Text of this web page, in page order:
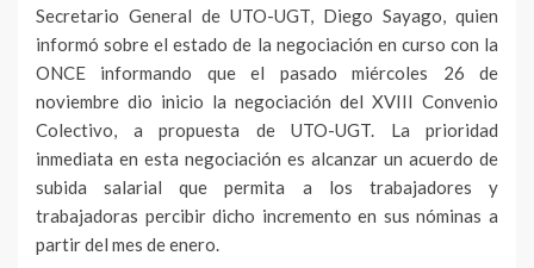
Secretario General de UTO-UGT, Diego Sayago, quien
informó sobre el estado de la negociación en curso con la
ONCE informando que el pasado miércoles 26 de
noviembre dio inicio la negociación del XVIII Convenio
Colectivo, a propuesta de UTO-UGT. La prioridad
inmediata en esta negociación es alcanzar un acuerdo de
subida salarial que permita a los trabajadores y
trabajadoras percibir dicho incremento en sus nóminas a
partir del mes de enero.